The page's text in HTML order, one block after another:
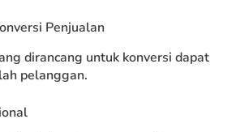
Penjualan
dirancang untuk konversi dapat
pelanggan.